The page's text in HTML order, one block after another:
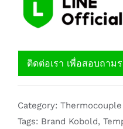
ติดต่อเรา เพื่อสอบถาม
Category:
Tags: Brand Kobold,